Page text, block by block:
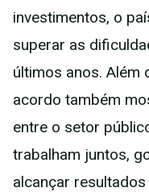
investimentos, o
superar as
últimos anos. Além
acordo também
entre o setor
trabalham juntos,
alcançar